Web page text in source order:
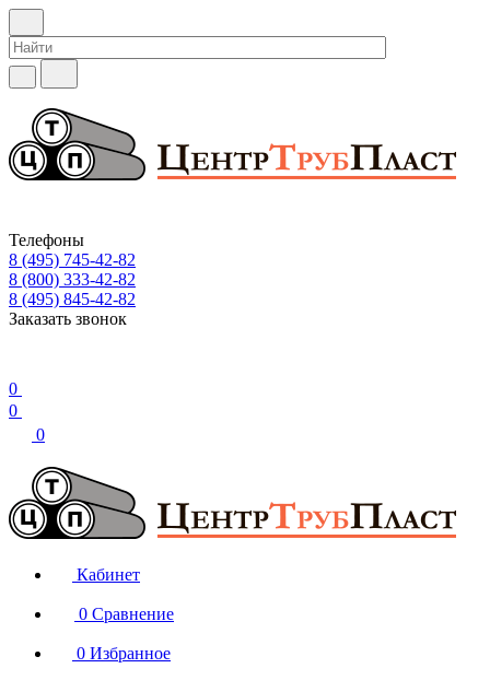
Телефоны
8 (495) 745-42-82
8 (800) 333-42-82
8 (495) 845-42-82
Заказать звонок
0
0
0
Кабинет
0 Сравнение
0 Избранное